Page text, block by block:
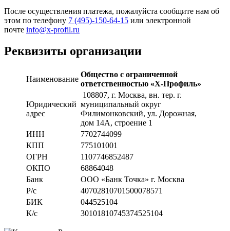
После осуществления платежа, пожалуйста сообщите нам об
этом по телефону 7 (495)-150-64-15 или электронной
почте info@x-profil.ru
Реквизиты организации
Наименование
Общество с ограниченной
ответственностью «Х-Профиль»
Юридический
адрес
108807, г. Москва, вн. тер. г.
муниципальный округ
Филимонковский, ул. Дорожная,
дом 14А, строение 1
ИНН
7702744099
КПП
775101001
ОГРН
1107746852487
ОКПО
68864048
Банк
ООО «Банк Точка» г. Москва
Р/с
40702810701500078571
БИК
044525104
К/с
30101810745374525104